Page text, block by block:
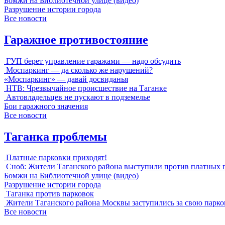
Разрушение истории города
Все новости
Гаражное противостояние
ГУП берет управление гаражами — надо обсудить
Моспаркинг — да сколько же нарушений?
«Моспаркинг» — давай досвиданья
НТВ: Чрезвычайное происшествие на Таганке
Автовладельцев не пускают в подземелье
Бои гаражного значения
Все новости
Таганка проблемы
Платные парковки приходят!
Сноб: Жители Таганского района выступили против платных
Бомжи на Библиотечной улице (видео)
Разрушение истории города
Таганка против парковок
Жители Таганского района Москвы заступились за свою
Все новости